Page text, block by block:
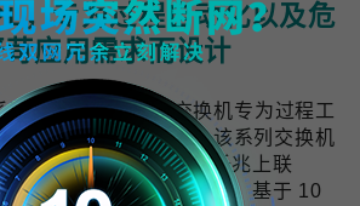
，专为过程自动化以及危
应用需求而设计
工业双线以太网交换机专为过程工
提供可靠的网络连接，该系列交换机
APL spur 端口与 2 个千兆上联
Ethernet-APL 技术规范，基于 10